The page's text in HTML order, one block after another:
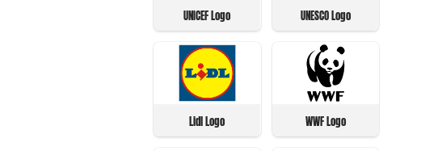
UNICEF Logo UNESCO Logo
Lidl Logo WWF Logo